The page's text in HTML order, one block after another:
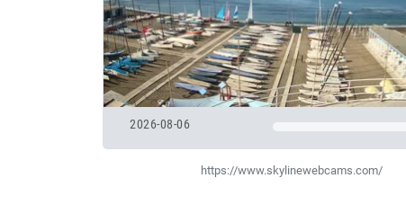
2026-08-06
https://www.skylinewebcams.com/